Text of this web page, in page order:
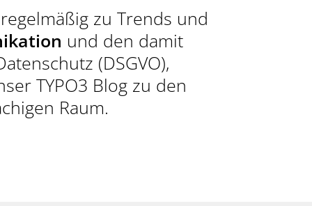
zu Trends und
und den damit
(DSGVO),
TYPO3 Blog zu den
Raum.